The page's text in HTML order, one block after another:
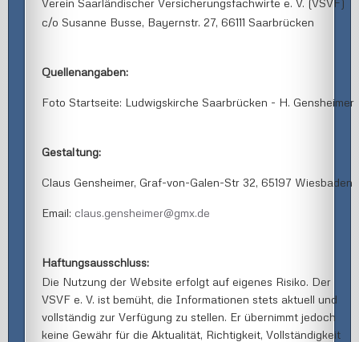
c/o Susanne Busse, Bayernstr. 27, 66111 Saarbrücken
Quellenangaben:
Foto Startseite: Ludwigskirche Saarbrücken - H. Gensheimer
Gestaltung:
Claus Gensheimer, Graf-von-Galen-Str 32, 65197 Wiesbaden
Email: claus.gensheimer@gmx.de
Haftungsausschluss:
Die Nutzung der Website erfolgt auf eigenes Risiko. Der
VSVF e. V. ist bemüht, die Informationen stets aktuell und
vollständig zur Verfügung zu stellen. Er übernimmt jedoch
keine Gewähr für die Aktualität, Richtigkeit, Vollständigkeit